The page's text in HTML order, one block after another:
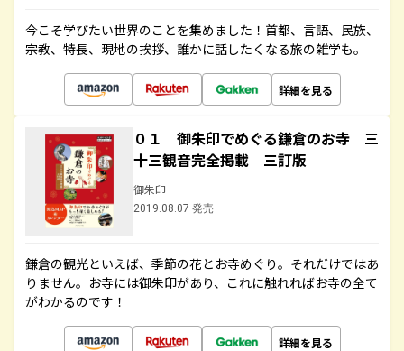
今こそ学びたい世界のことを集めました！首都、言語、民族、
宗教、特長、現地の挨拶、誰かに話したくなる旅の雑学も。
詳細を見る
０１ 御朱印でめぐる鎌倉のお寺 三
十三観音完全掲載 三訂版
御朱印
2019.08.07 発売
鎌倉の観光といえば、季節の花とお寺めぐり。それだけではあ
りません。お寺には御朱印があり、これに触れればお寺の全て
がわかるのです！
詳細を見る